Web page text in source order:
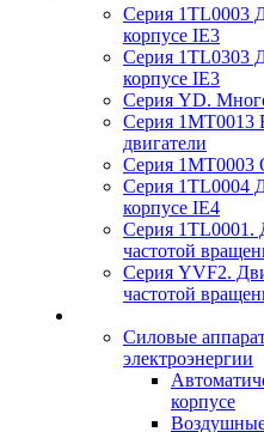
Серия 1TL0003
корпусе IE3
Серия 1TL0303
корпусе IE3
Серия YD.
Серия
двигатели
Серия 1MT0003
Серия 1TL0004
корпусе IE4
Серия 1TL0001.
частотой
Серия YVF2.
частотой
Силовые
электроэнергии
корпусе